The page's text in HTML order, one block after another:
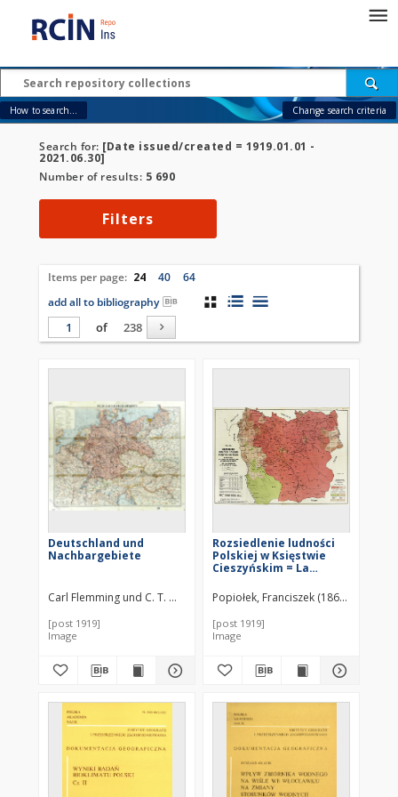
How to search... Change search criteria
Search for: [Date issued/created = 1919.01.01 -
2021.06.30]
Number of results: 5 690
Filters
Items per page: 24 40
64
add all to bibliography
of
238
Deutschland und
Nachbargebiete
Carl Flemming und C. T. Wiskott Aktiengesellschaft für Verlag und
[post 1919]
Image
Rozsiedlenie ludności
Polskiej w Księstwie
Cieszyńskim = La
population Polonaise
dans la principauté de
Cieszyn = The Polish
population in the
province of Teschen
Popiołek, Franciszek (1868–1960)
[post 1919]
Image